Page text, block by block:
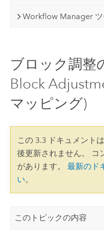
Workflow Manager ツ
ブロック調整
Block
マッピング)
この 3.3 ドキュメントは
後更新されません。 コ
があります。 最新のド
い。
このトピックの内容